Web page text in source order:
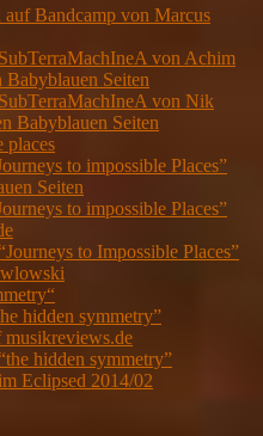
Bandcamp von Marcus
von Achim
Seiten
von Nik
Babyblauen Seiten
places
to impossible Places”
Seiten
to impossible Places”
to Impossible Places”
hidden symmetry”
hidden symmetry”
Eclipsed 2014/02